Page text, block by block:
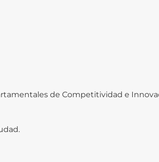
de Competitividad e